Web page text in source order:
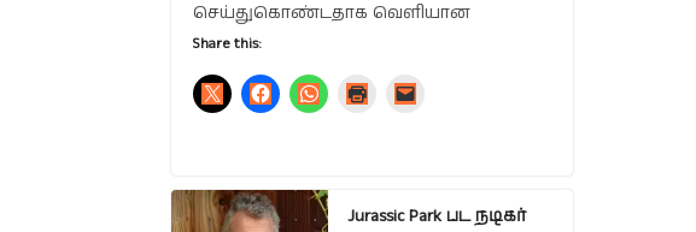
செய்துகொண்டதாக வெளியான
Share this:
Jurassic Park பட நடிகர்